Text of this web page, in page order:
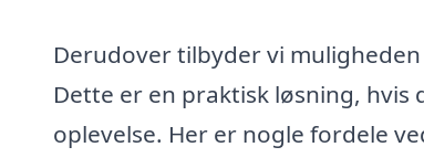
Derudover tilbyder vi
Dette er en praktisk løsning,
oplevelse. Her er nogle fordele